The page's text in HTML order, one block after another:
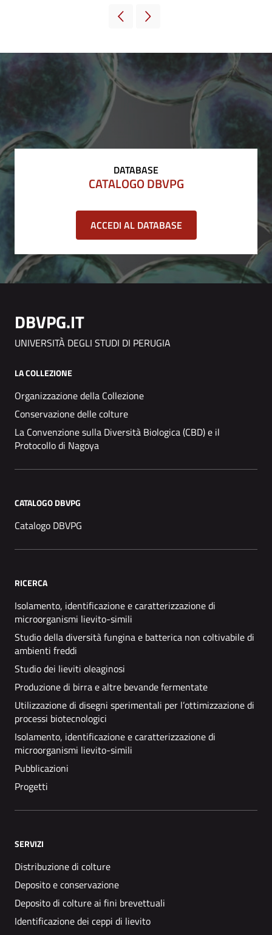
Pagina precedentePagina successiva
DATABASE
CATALOGO DBVPG
ACCEDI AL DATABASE
DBVPG.IT
UNIVERSITÀ DEGLI STUDI DI PERUGIA
LA COLLEZIONE
Organizzazione della Collezione
Conservazione delle colture
La Convenzione sulla Diversità Biologica (CBD) e il
Protocollo di Nagoya
CATALOGO DBVPG
Catalogo DBVPG
RICERCA
Isolamento, identificazione e caratterizzazione di
microorganismi lievito-simili
Studio della diversità fungina e batterica non coltivabile di
ambienti freddi
Studio dei lieviti oleaginosi
Produzione di birra e altre bevande fermentate
Utilizzazione di disegni sperimentali per l’ottimizzazione di
processi biotecnologici
Isolamento, identificazione e caratterizzazione di
microorganismi lievito-simili
Pubblicazioni
Progetti
SERVIZI
Distribuzione di colture
Deposito e conservazione
Deposito di colture ai fini brevettuali
Identificazione dei ceppi di lievito